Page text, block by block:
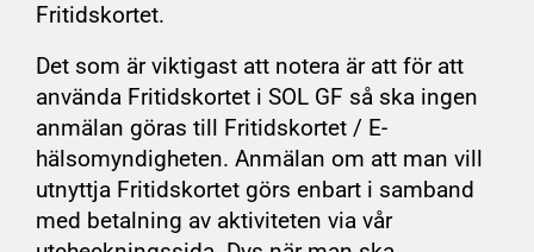
Fritidskortet.
Det som är viktigast att notera är att för att
använda Fritidskortet i SOL GF så ska ingen
anmälan göras till Fritidskortet / E-
hälsomyndigheten. Anmälan om att man vill
utnyttja Fritidskortet görs enbart i samband
med betalning av aktiviteten via vår